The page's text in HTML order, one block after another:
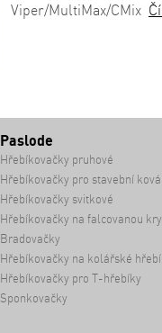
Viper/MultiMax/CMix
Paslode
Hřebíkovačky pruhové
Hřebíkovačky pro stavební
Hřebíkovačky svitkové
Hřebíkovačky na falcovanou
Bradovačky
Hřebíkovačky na kolářské
Hřebíkovačky pro T-hřebíky
Sponkovačky